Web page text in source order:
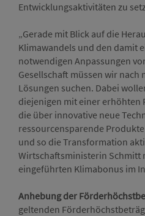
Entwicklungsaktivitäten zu
„Gerade mit Blick auf die
Klimawandels und den damit
notwendigen Anpassungen
Gesellschaft müssen wir nach
Lösungen suchen. Dabei
diejenigen mit einer erhöhten
die über innovative neue
ressourcensparende
und so die Transformation
Wirtschaftsministerin Schmitt
eingeführten Klimabonus im
Anhebung der
geltenden